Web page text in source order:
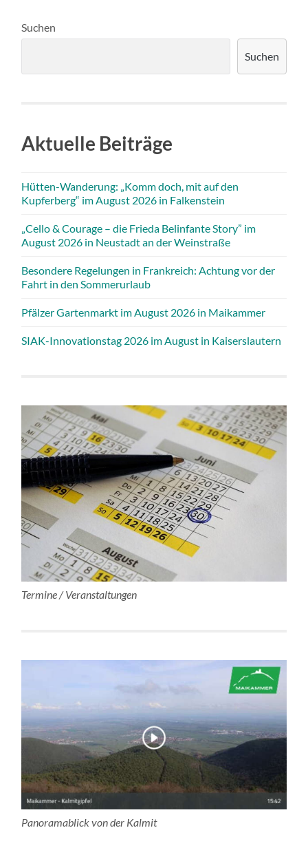
Suchen
Suchen
Aktuelle Beiträge
Hütten-Wanderung: „Komm doch, mit auf den
Kupferberg“ im August 2026 in Falkenstein
„Cello & Courage – die Frieda Belinfante Story” im
August 2026 in Neustadt an der Weinstraße
Besondere Regelungen in Frankreich: Achtung vor der
Fahrt in den Sommerurlaub
Pfälzer Gartenmarkt im August 2026 in Maikammer
SIAK-Innovationstag 2026 im August in Kaiserslautern
Termine / Veranstaltungen
Panoramablick von der Kalmit